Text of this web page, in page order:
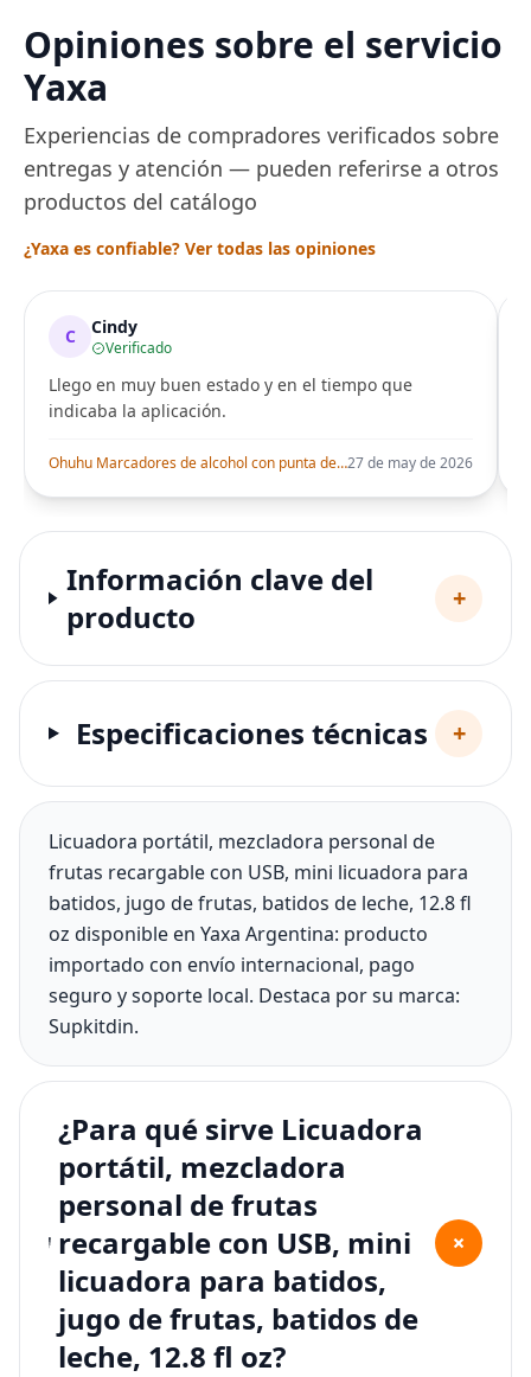
Opiniones sobre el servicio
Yaxa
Experiencias de compradores verificados sobre
entregas y atención — pueden referirse a otros
productos del catálogo
¿Yaxa es confiable? Ver todas las opiniones
C Cindy
Verificado
Llego en muy buen estado y en el tiempo que
indicaba la aplicación.
Ohuhu Marcadores de alcohol con punta de pincel – Juego de marcadores artísticos de doble punta con certificación AP para artistas adultos27 de may de 2026
Información clave del
producto
+
Especificaciones técnicas +
Licuadora portátil, mezcladora personal de
frutas recargable con USB, mini licuadora para
batidos, jugo de frutas, batidos de leche, 12.8 fl
oz disponible en Yaxa Argentina: producto
importado con envío internacional, pago
seguro y soporte local. Destaca por su marca:
Supkitdin.
¿Para qué sirve Licuadora
portátil, mezcladora
personal de frutas
recargable con USB, mini
licuadora para batidos,
jugo de frutas, batidos de
leche, 12.8 fl oz?
+